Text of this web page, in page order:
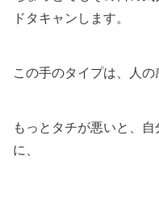
ドタキャンします。
この手のタイプは、人の
もっとタチが悪いと、
に、